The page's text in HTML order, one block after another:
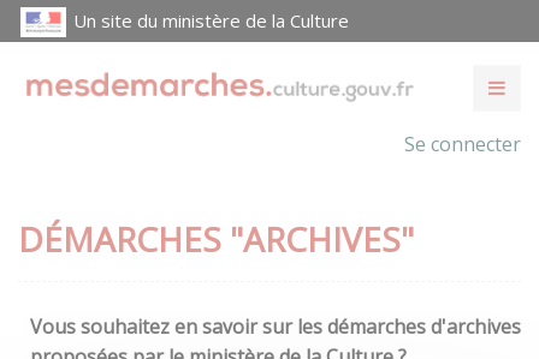
Un site du ministère de la Culture
Se connecter
DÉMARCHES "ARCHIVES"
Vous souhaitez en savoir sur les démarches d'archives